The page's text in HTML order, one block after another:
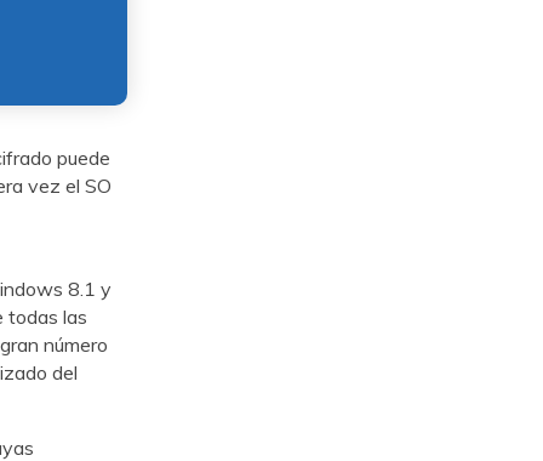
puede
vez el SO
8.1 y
todas las
número
del